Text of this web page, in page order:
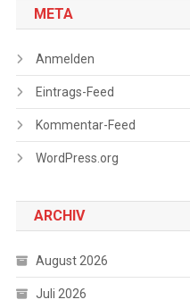
META
Anmelden
Eintrags-Feed
Kommentar-Feed
WordPress.org
ARCHIV
August 2026
Juli 2026